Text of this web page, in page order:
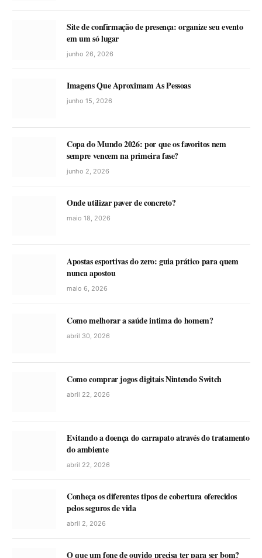
Site de confirmação de presença: organize seu evento
em um só lugar
junho 26, 2026
Imagens Que Aproximam As Pessoas
junho 15, 2026
Copa do Mundo 2026: por que os favoritos nem
sempre vencem na primeira fase?
junho 2, 2026
Onde utilizar paver de concreto?
maio 18, 2026
Apostas esportivas do zero: guia prático para quem
nunca apostou
maio 6, 2026
Como melhorar a saúde intima do homem?
abril 30, 2026
Como comprar jogos digitais Nintendo Switch
abril 22, 2026
Evitando a doença do carrapato através do tratamento
do ambiente
abril 22, 2026
Conheça os diferentes tipos de cobertura oferecidos
pelos seguros de vida
abril 2, 2026
O que um fone de ouvido precisa ter para ser bom?